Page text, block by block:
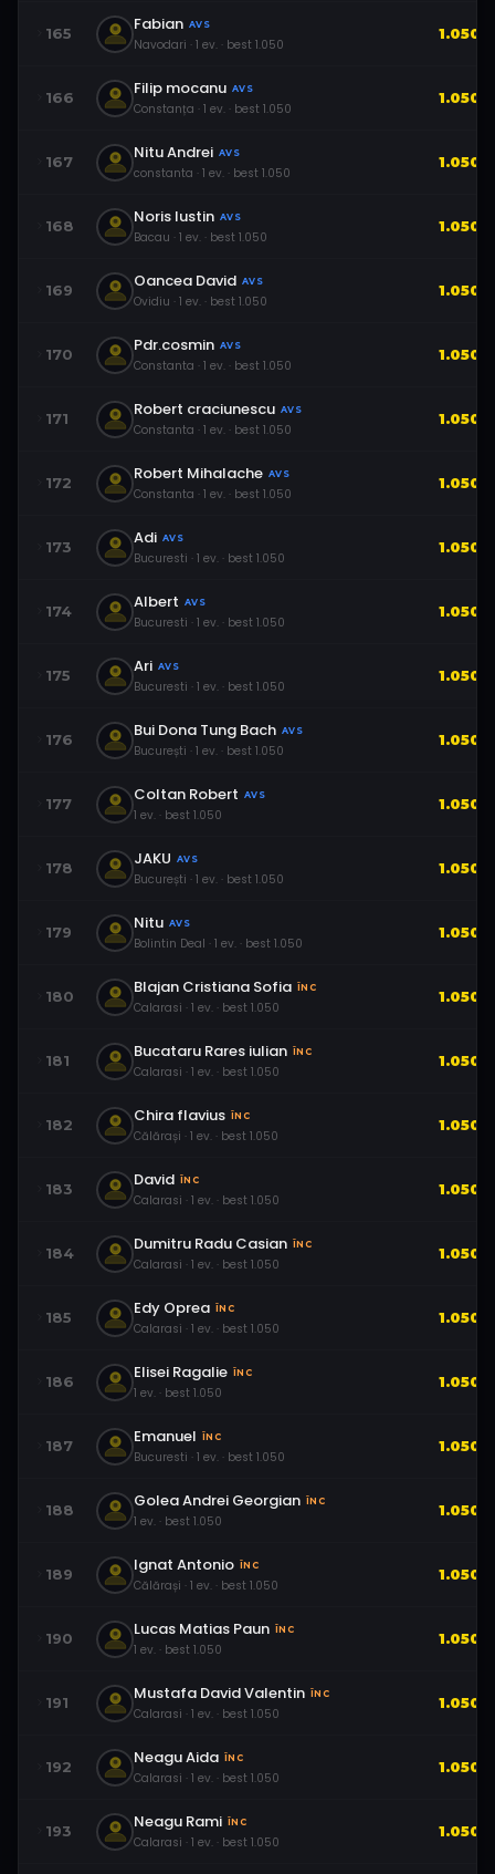
165 Fabian AVS
Navodari · 1 ev. · best 1.050
1.050
166 Filip mocanu AVS
Constanța · 1 ev. · best 1.050
1.050
167 Nitu Andrei AVS
constanta · 1 ev. · best 1.050
1.050
168 Noris Iustin AVS
Bacau · 1 ev. · best 1.050
1.050
169 Oancea David AVS
Ovidiu · 1 ev. · best 1.050
1.050
170 Pdr.cosmin AVS
Constanta · 1 ev. · best 1.050
1.050
171 Robert craciunescu AVS
Constanta · 1 ev. · best 1.050
1.050
172 Robert Mihalache AVS
Constanta · 1 ev. · best 1.050
1.050
173 Adi AVS
Bucuresti · 1 ev. · best 1.050
1.050
174 Albert AVS
Bucuresti · 1 ev. · best 1.050
1.050
175 Ari AVS
Bucuresti · 1 ev. · best 1.050
1.050
176 Bui Dona Tung Bach AVS
București · 1 ev. · best 1.050
1.050
177 Coltan Robert AVS
1 ev. · best 1.050
1.050
178 JAKU AVS
București · 1 ev. · best 1.050
1.050
179 Nitu AVS
Bolintin Deal · 1 ev. · best 1.050
1.050
180 Blajan Cristiana Sofia ÎNC
Calarasi · 1 ev. · best 1.050
1.050
181 Bucataru Rares iulian ÎNC
Calarasi · 1 ev. · best 1.050
1.050
182 Chira flavius ÎNC
Călărași · 1 ev. · best 1.050
1.050
183 David ÎNC
Calarasi · 1 ev. · best 1.050
1.050
184 Dumitru Radu Casian ÎNC
Calarasi · 1 ev. · best 1.050
1.050
185 Edy Oprea ÎNC
Calarasi · 1 ev. · best 1.050
1.050
186 Elisei Ragalie ÎNC
1 ev. · best 1.050
1.050
187 Emanuel ÎNC
Bucuresti · 1 ev. · best 1.050
1.050
188 Golea Andrei Georgian ÎNC
1 ev. · best 1.050
1.050
189 Ignat Antonio ÎNC
Călărași · 1 ev. · best 1.050
1.050
190 Lucas Matias Paun ÎNC
1 ev. · best 1.050
1.050
191 Mustafa David Valentin ÎNC
Calarasi · 1 ev. · best 1.050
1.050
192 Neagu Aida ÎNC
Calarasi · 1 ev. · best 1.050
1.050
193 Neagu Rami ÎNC
Calarasi · 1 ev. · best 1.050
1.050